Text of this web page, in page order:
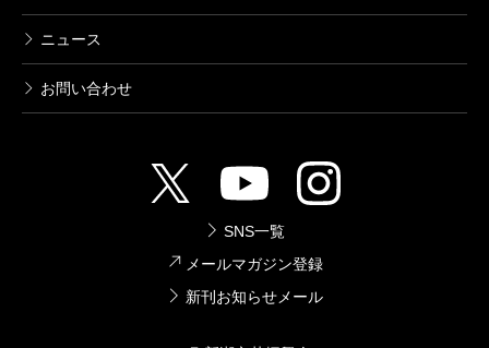
ニュース
お問い合わせ
SNS一覧
メールマガジン登録
新刊お知らせメール